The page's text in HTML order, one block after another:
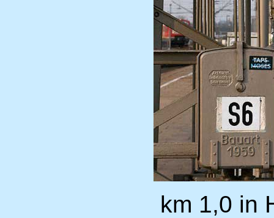
km 1,0 in